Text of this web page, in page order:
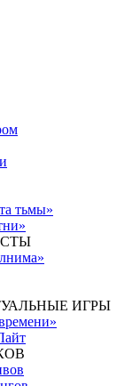
тьмы»
ИГРЫ